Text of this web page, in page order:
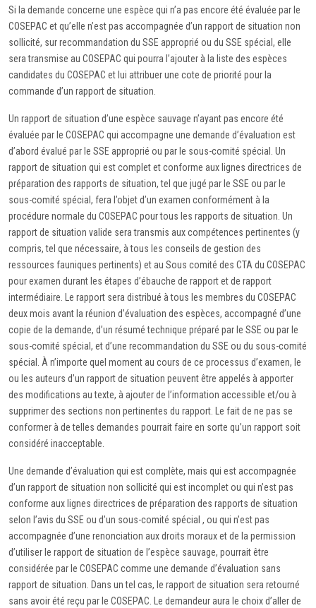
Si la demande concerne une espèce qui n’a pas encore été évaluée par le
COSEPAC et qu’elle n’est pas accompagnée d’un rapport de situation non
sollicité, sur recommandation du SSE approprié ou du SSE spécial, elle
sera transmise au COSEPAC qui pourra l’ajouter à la liste des espèces
candidates du COSEPAC et lui attribuer une cote de priorité pour la
commande d’un rapport de situation.
Un rapport de situation d’une espèce sauvage n’ayant pas encore été
évaluée par le COSEPAC qui accompagne une demande d’évaluation est
d’abord évalué par le SSE approprié ou par le sous-comité spécial. Un
rapport de situation qui est complet et conforme aux lignes directrices de
préparation des rapports de situation, tel que jugé par le SSE ou par le
sous-comité spécial, fera l’objet d’un examen conformément à la
procédure normale du COSEPAC pour tous les rapports de situation. Un
rapport de situation valide sera transmis aux compétences pertinentes (y
compris, tel que nécessaire, à tous les conseils de gestion des
ressources fauniques pertinents) et au Sous comité des CTA du COSEPAC
pour examen durant les étapes d’ébauche de rapport et de rapport
intermédiaire. Le rapport sera distribué à tous les membres du COSEPAC
deux mois avant la réunion d’évaluation des espèces, accompagné d’une
copie de la demande, d’un résumé technique préparé par le SSE ou par le
sous-comité spécial, et d’une recommandation du SSE ou du sous-comité
spécial. À n’importe quel moment au cours de ce processus d’examen, le
ou les auteurs d’un rapport de situation peuvent être appelés à apporter
des modifications au texte, à ajouter de l’information accessible et/ou à
supprimer des sections non pertinentes du rapport. Le fait de ne pas se
conformer à de telles demandes pourrait faire en sorte qu’un rapport soit
considéré inacceptable.
Une demande d’évaluation qui est complète, mais qui est accompagnée
d’un rapport de situation non sollicité qui est incomplet ou qui n’est pas
conforme aux lignes directrices de préparation des rapports de situation
selon l’avis du SSE ou d’un sous-comité spécial , ou qui n’est pas
accompagnée d’une renonciation aux droits moraux et de la permission
d’utiliser le rapport de situation de l’espèce sauvage, pourrait être
considérée par le COSEPAC comme une demande d’évaluation sans
rapport de situation. Dans un tel cas, le rapport de situation sera retourné
sans avoir été reçu par le COSEPAC. Le demandeur aura le choix d’aller de